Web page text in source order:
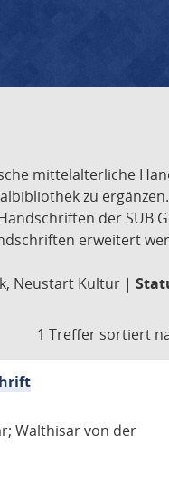
mittelalterliche
zu
der SUB
erweitert
Neustart Kultur |
1 Treffer sortiert
Walthisar von der